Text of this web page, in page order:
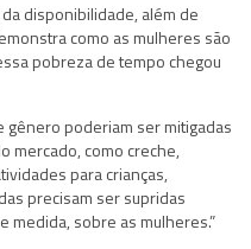
disponibilidade, além de
como as mulheres são
pobreza de tempo chegou
gênero poderiam ser mitigadas
mercado, como creche,
para crianças,
precisam ser supridas
medida, sobre as mulheres.”